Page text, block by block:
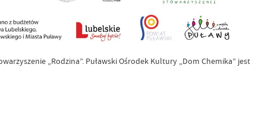
„Rodzina”. Puławski Ośrodek Kultury „Dom Chemika” jest